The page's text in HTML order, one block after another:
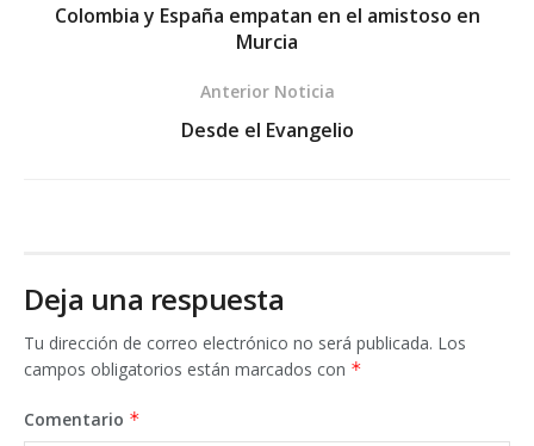
Colombia y España empatan en el amistoso en
Murcia
Anterior Noticia
Desde el Evangelio
Deja una respuesta
Tu dirección de correo electrónico no será publicada. Los
campos obligatorios están marcados con *
Comentario *